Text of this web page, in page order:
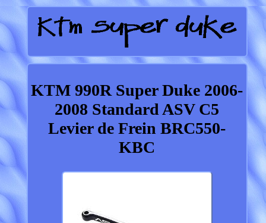
KTM 990R Super Duke 2006-
2008 Standard ASV C5
Levier de Frein BRC550-
KBC